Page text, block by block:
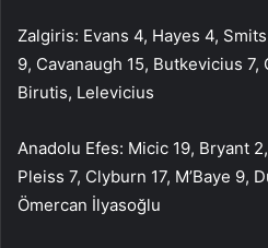
Zalgiris: Evans 4, Hayes 4,
9, Cavanaugh 15, Butkevicius
Birutis, Lelevicius
Anadolu Efes: Micic 19, Bryant
Pleiss 7, Clyburn 17, M’Baye 9,
Ömercan İlyasoğlu